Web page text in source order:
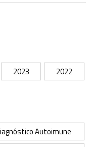
2023 2022
Autoimune